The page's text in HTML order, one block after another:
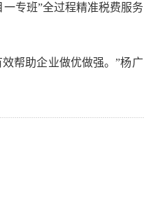
专班”全过程精准税费服
帮助企业做优做强。”杨